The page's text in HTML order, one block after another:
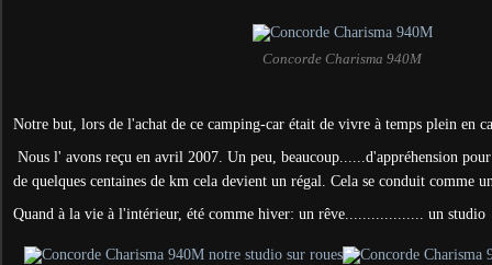
Concorde Charisma 940M
Notre but, lors de l'achat de ce camping-car était de vivre à temps plein en
Nous l' avons reçu en avril 2007. Un peu, beaucoup......d'appréhension
de quelques centaines de km cela devient un régal. Cela se conduit comme
Quand à la vie à l'intérieur, été comme hiver: un rêve.................. un studio